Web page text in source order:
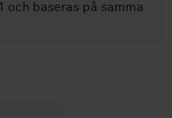
och baseras på samma